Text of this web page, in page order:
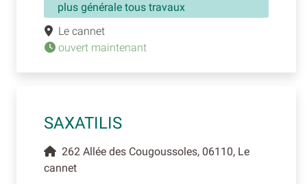
plus générale tous travaux
Le cannet
ouvert maintenant
SAXATILIS
262 Allée des Cougoussoles, 06110, Le
cannet